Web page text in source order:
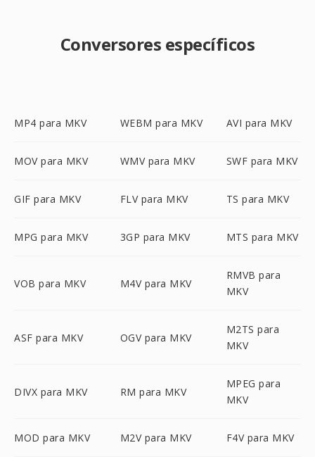
Conversores específicos
MP4 para MKV WEBM para MKV AVI para MKV
MOV para MKV WMV para MKV SWF para MKV
GIF para MKV FLV para MKV TS para MKV
MPG para MKV 3GP para MKV MTS para MKV
VOB para MKV M4V para MKV
RMVB para
MKV
ASF para MKV OGV para MKV
M2TS para
MKV
DIVX para MKV RM para MKV
MPEG para
MKV
MOD para MKV M2V para MKV F4V para MKV